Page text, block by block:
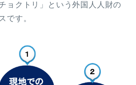
ョクトリ」という外国人人財の
です。